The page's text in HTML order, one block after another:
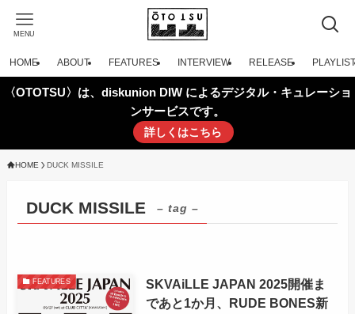
MENU
HOME ABOUT FEATURES INTERVIEW RELEASE PLAYLIST
〈OTOTSU〉は、diskunion DIW によるデジタル・キュレーショ
ンサービスです。
詳しくはこちら
HOME DUCK MISSILE
DUCK MISSILE – tag –
FEATURES
SKVAiLLE JAPAN 2025開催ま
であと1か月、RUDE BONES新